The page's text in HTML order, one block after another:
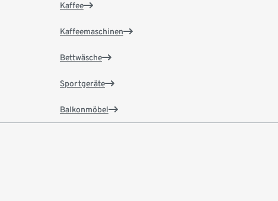
Kaffee
Kaffeemaschinen
Bettwäsche
Sportgeräte
Balkonmöbel